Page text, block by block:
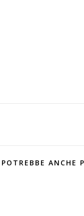
POTREBBE ANCHE